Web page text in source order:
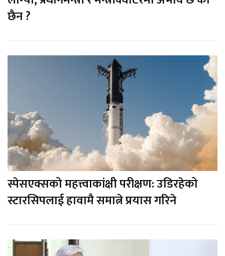
छैन ?
स्पेसएक्सको महत्त्वाकांक्षी परीक्षण: उडिरहेको
स्टारसिपलाई हावामै समात्ने प्रयास गरिने